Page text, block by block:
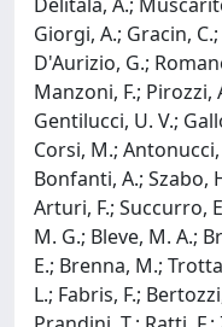
Giorgi, A.; Gracin,
D'Aurizio, G.;
Manzoni, F.; Pirozzi,
Gentilucci, U. V.;
Corsi, M.;
Bonfanti, A.; Szabo,
Arturi, F.; Succurro,
M. G.; Bleve, M. A.;
E.; Brenna, M.;
L.; Fabris, F.;